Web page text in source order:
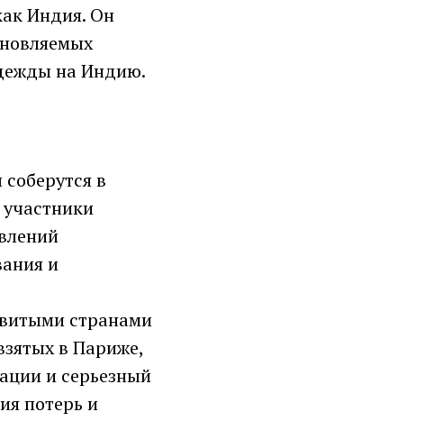
Индия. Он
на Индию.
в
и
странами
в Париже,
и серьезный
потерь и